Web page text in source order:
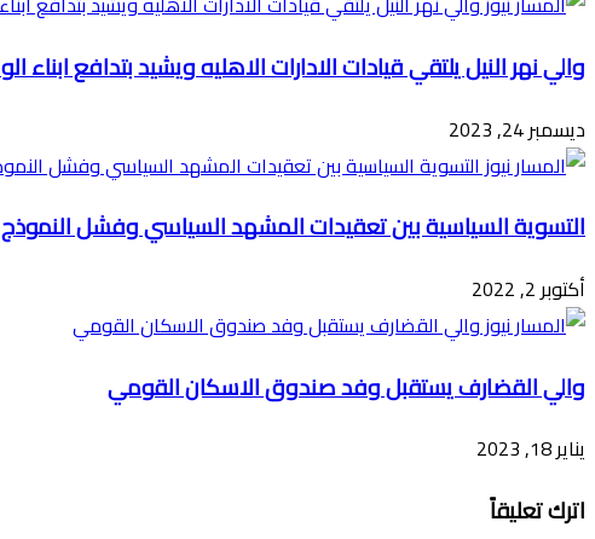
والي نهر النيل يلتقي قيادات الادارات الاهليه ويشيد بتدافع
ديسمبر 24, 2023
التسوية السياسية بين تعقيدات المشهد السياسي وفشل
أكتوبر 2, 2022
والي القضارف يستقبل وفد صندوق الاسكان القومي
يناير 18, 2023
اترك تعليقاً